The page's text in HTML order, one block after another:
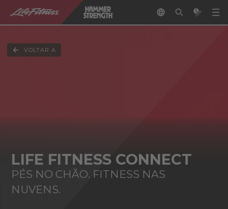
VOLTAR A
LIFE FITNESS CONNECT
PÉS NO CHÃO. FITNESS NAS
NUVENS.